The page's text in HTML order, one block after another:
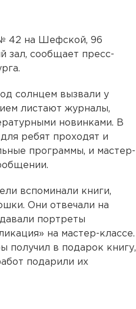
42 на Шефской, 96
зал, сообщает пресс-
солнцем вызвали у
листают журналы,
новинками. В
ребят проходят и
программы, и мастер-
вспоминали книги,
Они отвечали на
портреты
на мастер-классе.
получил в подарок книгу,
подарили их